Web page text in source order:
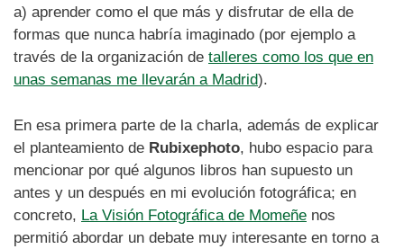
a) aprender como el que más y disfrutar de ella de
formas que nunca habría imaginado (por ejemplo a
través de la organización de talleres como los que en
unas semanas me llevarán a Madrid).
En esa primera parte de la charla, además de explicar
el planteamiento de Rubixephoto, hubo espacio para
mencionar por qué algunos libros han supuesto un
antes y un después en mi evolución fotográfica; en
concreto, La Visión Fotográfica de Momeñe nos
permitió abordar un debate muy interesante en torno a